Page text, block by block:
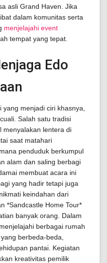
asli Grand Haven. Jika
dalam komunitas serta
menjelajahi event
tempat yang tepat.
Edo
menjadi ciri khasnya,
Salah satu tradisi
menyalakan lentera di
saat matahari
penduduk berkumpul
alam dan saling berbagi
membuat acara ini
yang hadir tetapi juga
keindahan dari
*Sandcastle Home Tour*
banyak orang. Dalam
berbagai rumah
berbeda-beda,
pantai. Kegiatan
kreativitas pemilik